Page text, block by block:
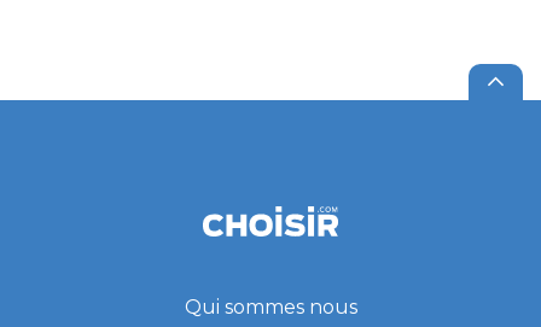
Qui sommes nous